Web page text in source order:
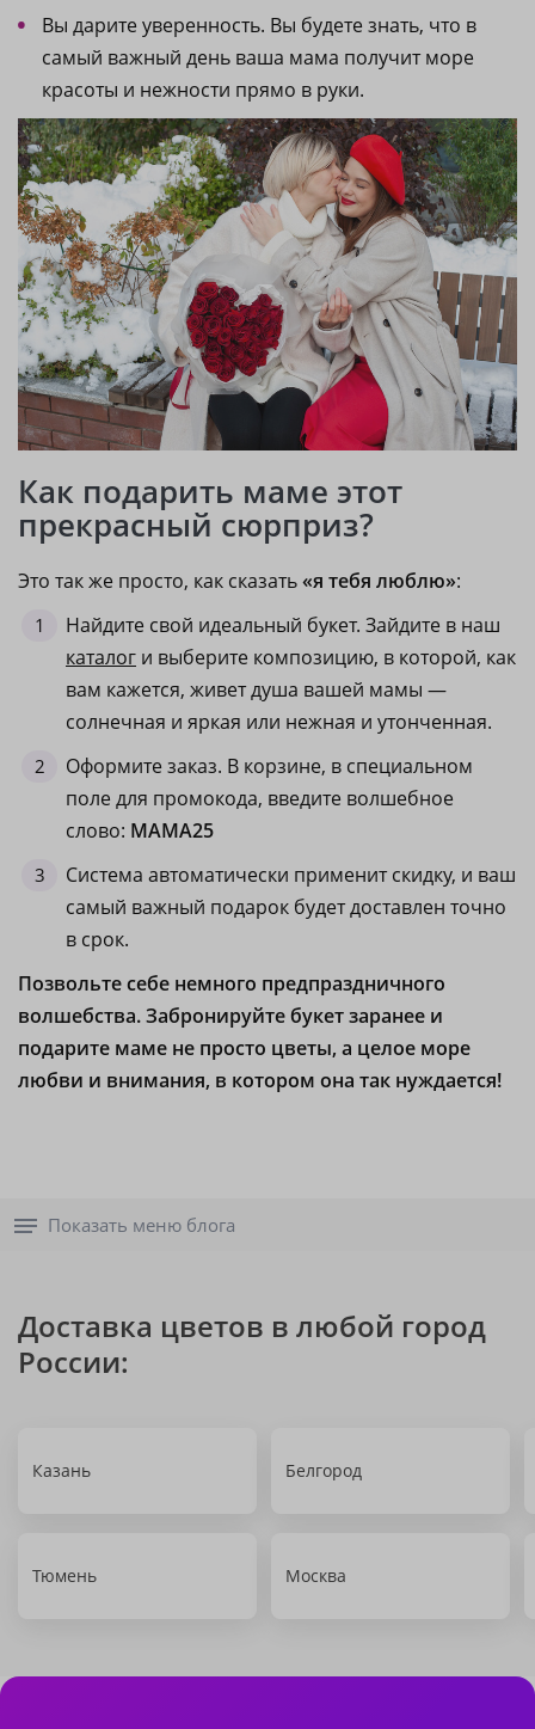
Вы дарите уверенность. Вы будете знать, что в
самый важный день ваша мама получит море
красоты и нежности прямо в руки.
Как подарить маме этот
прекрасный сюрприз?
Это так же просто, как сказать«я тебя люблю»:
Найдите свой идеальный букет. Зайдите в наш
каталог и выберите композицию, в которой, как
вам кажется, живет душа вашей мамы —
солнечная и яркая или нежная и утонченная.
Оформите заказ. В корзине, в специальном
поле для промокода, введите волшебное
слово: МАМА25
Система автоматически применит скидку, и ваш
самый важный подарок будет доставлен точно
в срок.
Позвольте себе немного предпраздничного
волшебства. Забронируйте букет заранее и
подарите маме не просто цветы, а целое море
любви и внимания, в котором она так нуждается!
Показать меню блога
Доставка цветов в любой город
России:
Казань Белгород
Тюмень Москва